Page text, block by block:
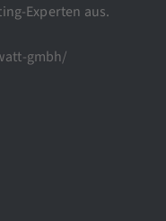
Experten aus.
gmbh/